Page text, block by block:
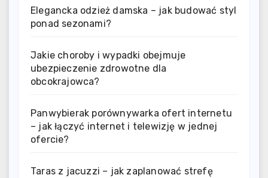
Elegancka odzież damska – jak budować styl
ponad sezonami?
Jakie choroby i wypadki obejmuje
ubezpieczenie zdrowotne dla
obcokrajowca?
Panwybierak porównywarka ofert internetu
– jak łączyć internet i telewizję w jednej
ofercie?
Taras z jacuzzi – jak zaplanować strefę